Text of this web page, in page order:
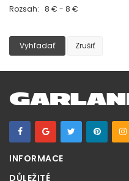
Rozsah: 8 € - 8 €
Vyhľadať Zrušiť
INFORMACE
DŮLEŽITÉ